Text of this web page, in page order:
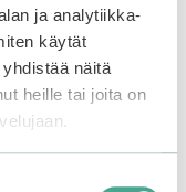
ja analytiikka-
käytät
näitä
heille tai joita on